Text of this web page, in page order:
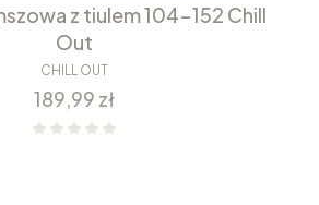
z tiulem 104-152 Chill
Out
CHILL OUT
Cena
189,99 zł